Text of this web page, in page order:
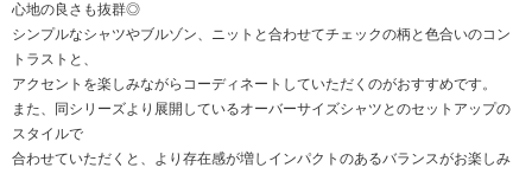
心地の良さも抜群◎
シンプルなシャツやブルゾン、ニットと合わせてチェックの柄と色合いのコン
トラストと、
アクセントを楽しみながらコーディネートしていただくのがおすすめです。
また、同シリーズより展開しているオーバーサイズシャツとのセットアップの
スタイルで
合わせていただくと、より存在感が増しインパクトのあるバランスがお楽しみ